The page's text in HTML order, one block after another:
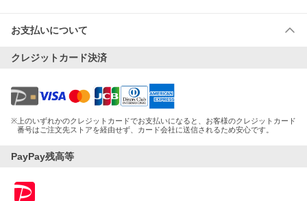
お支払いについて
クレジットカード決済
※上のいずれかのクレジットカードでお支払いになると、お客様のクレジットカード
番号はご注文先ストアを経由せず、カード会社に送信されるため安心です。
PayPay残高等